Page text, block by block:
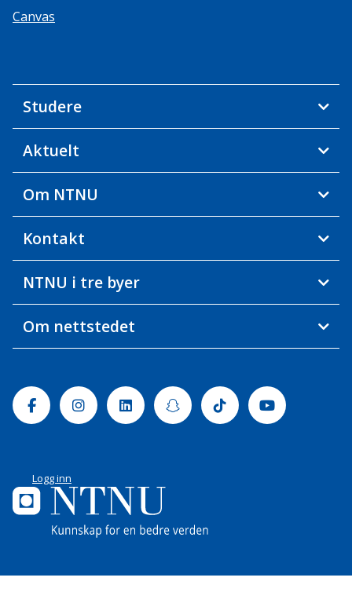
Canvas
Studere
Aktuelt
Om NTNU
Kontakt
NTNU i tre byer
Om nettstedet
FacebookInstagramLinkedinSnapchatTiktok Youtube
Logg inn